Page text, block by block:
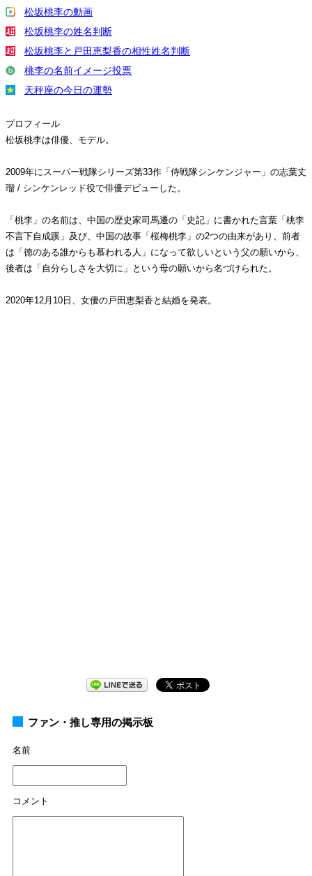
松坂桃李の動画
松坂桃李の姓名判断
松坂桃李と戸田恵梨香の相性姓名判断
桃李の名前イメージ投票
天秤座の今日の運勢
プロフィール
松坂桃李は俳優、モデル。
2009年にスーパー戦隊シリーズ第33作「侍戦隊シンケンジャー」の志葉丈
瑠 / シンケンレッド役で俳優デビューした。
「桃李」の名前は、中国の歴史家司馬遷の「史記」に書かれた言葉「桃李
不言下自成蹊」及び、中国の故事「桜梅桃李」の2つの由来があり、前者
は「徳のある誰からも慕われる人」になって欲しいという父の願いから、
後者は「自分らしさを大切に」という母の願いから名づけられた。
2020年12月10日、女優の戸田恵梨香と結婚を発表。
ファン・推し専用の掲示板
名前
コメント